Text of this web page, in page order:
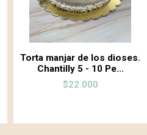
Torta manjar de los dioses.
Chantilly 5 - 10 Pe...
$22.000